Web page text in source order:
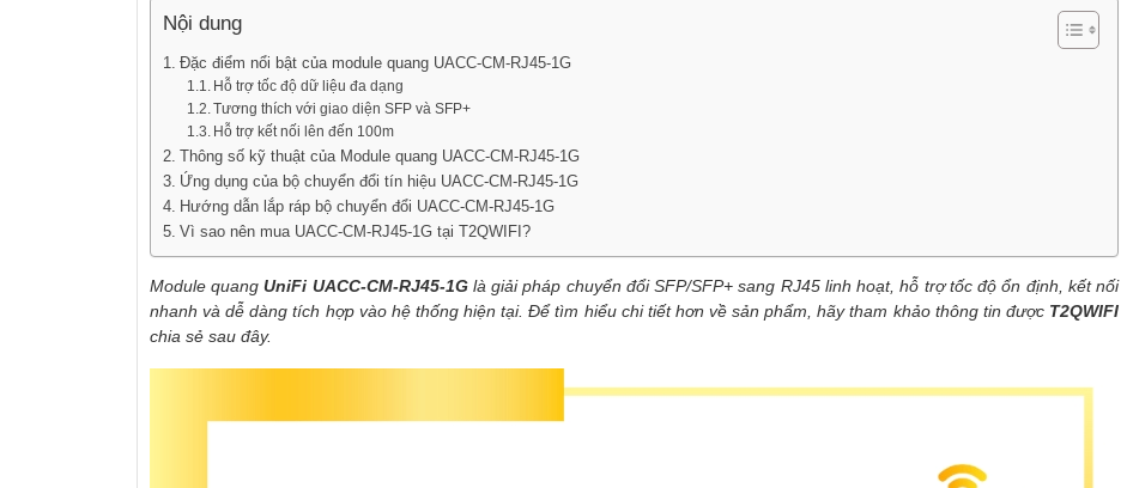
Nội dung
Đặc điểm nổi bật của module quang UACC-CM-RJ45-1G
Hỗ trợ tốc độ dữ liệu đa dạng
Tương thích với giao diện SFP và SFP+
Hỗ trợ kết nối lên đến 100m
Thông số kỹ thuật của Module quang UACC-CM-RJ45-1G
Ứng dụng của bộ chuyển đổi tín hiệu UACC-CM-RJ45-1G
Hướng dẫn lắp ráp bộ chuyển đổi UACC-CM-RJ45-1G
Vì sao nên mua UACC-CM-RJ45-1G tại T2QWIFI?
Module quangUniFi UACC-CM-RJ45-1Glà giải pháp chuyển đổiSFP/SFP+ sang RJ45linh hoạt, hỗ trợ tốc độ ổn định, kết nối
nhanh và dễ dàng tích hợp vào hệ thống hiện tại.Để tìm hiểu chi tiết hơn về sản phẩm, hãy tham khảo thông tin được T2QWIFI
chia sẻ sau đây.